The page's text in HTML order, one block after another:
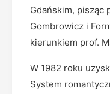
Gdańskim, pisząc
Gombrowicz i
kierunkiem prof.
W 1982 roku
System